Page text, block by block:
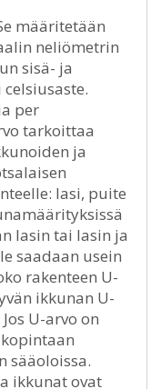
määritetään
neliömetrin
sisä- ja
per
tarkoittaa
ja
lasi, puite
lasin tai lasin ja
saadaan usein
rakenteen U-
ikkunan U-
U-arvo on
sääoloissa.
ikkunat ovat